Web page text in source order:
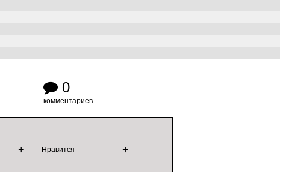
0
комментариев
+ Нравится +